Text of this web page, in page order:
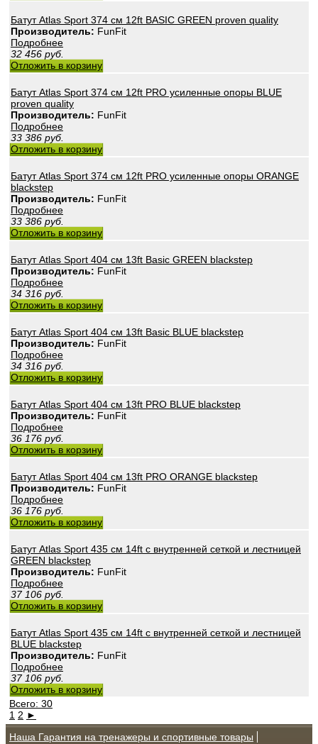
Батут Atlas Sport 374 см 12ft BASIC GREEN proven quality
Производитель: FunFit
Подробнее
32 456 руб.
Отложить в корзину
Батут Atlas Sport 374 см 12ft PRO усиленные опоры BLUE
proven quality
Производитель: FunFit
Подробнее
33 386 руб.
Отложить в корзину
Батут Atlas Sport 374 см 12ft PRO усиленные опоры ORANGE
blackstep
Производитель: FunFit
Подробнее
33 386 руб.
Отложить в корзину
Батут Atlas Sport 404 см 13ft Basic GREEN blackstep
Производитель: FunFit
Подробнее
34 316 руб.
Отложить в корзину
Батут Atlas Sport 404 см 13ft Basic BLUE blackstep
Производитель: FunFit
Подробнее
34 316 руб.
Отложить в корзину
Батут Atlas Sport 404 см 13ft PRO BLUE blackstep
Производитель: FunFit
Подробнее
36 176 руб.
Отложить в корзину
Батут Atlas Sport 404 см 13ft PRO ORANGE blackstep
Производитель: FunFit
Подробнее
36 176 руб.
Отложить в корзину
Батут Atlas Sport 435 см 14ft с внутренней сеткой и лестницей
GREEN blackstep
Производитель: FunFit
Подробнее
37 106 руб.
Отложить в корзину
Батут Atlas Sport 435 см 14ft с внутренней сеткой и лестницей
BLUE blackstep
Производитель: FunFit
Подробнее
37 106 руб.
Отложить в корзину
Всего: 30
1 2 ►
Наша Гарантия на тренажеры и спортивные товары